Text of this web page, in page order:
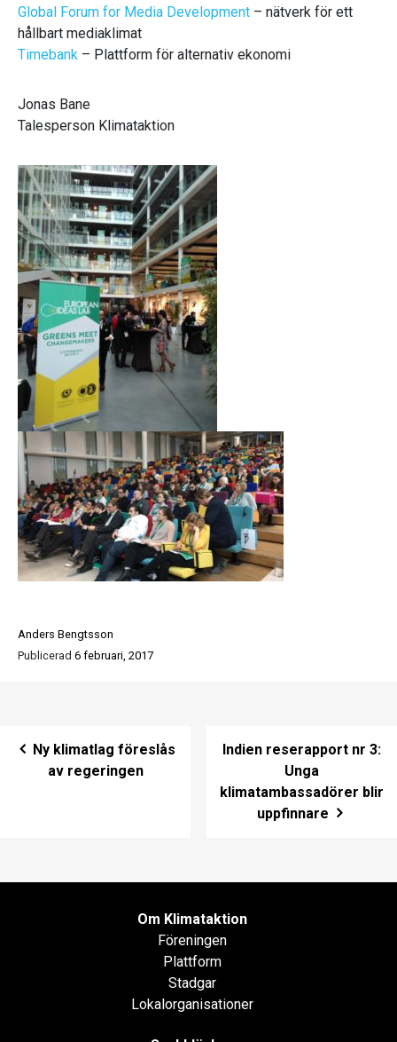
Global Forum for Media Development – nätverk för ett
hållbart mediaklimat
Timebank – Plattform för alternativ ekonomi
Jonas Bane
Talesperson Klimataktion
Anders Bengtsson
Publicerad 6 februari, 2017
Post navigation
Ny klimatlag föreslås
av regeringen
Indien reserapport nr 3:
Unga
klimatambassadörer blir
uppfinnare
Om Klimataktion
Föreningen
Plattform
Stadgar
Lokalorganisationer